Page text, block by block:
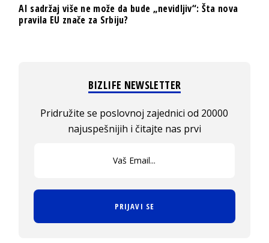
AI sadržaj više ne može da bude „nevidljiv“: Šta nova
pravila EU znače za Srbiju?
BIZLIFE NEWSLETTER
Pridružite se poslovnoj zajednici od 20000
najuspešnijih i čitajte nas prvi
PRIJAVI SE